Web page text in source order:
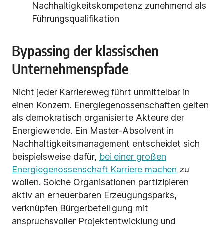
Nachhaltigkeitskompetenz zunehmend als
Führungsqualifikation
Bypassing der klassischen
Unternehmenspfade
Nicht jeder Karriereweg führt unmittelbar in
einen Konzern. Energiegenossenschaften gelten
als demokratisch organisierte Akteure der
Energiewende. Ein Master-Absolvent in
Nachhaltigkeitsmanagement entscheidet sich
beispielsweise dafür, bei einer großen
Energiegenossenschaft Karriere machen zu
wollen. Solche Organisationen partizipieren
aktiv an erneuerbaren Erzeugungsparks,
verknüpfen Bürgerbeteiligung mit
anspruchsvoller Projektentwicklung und